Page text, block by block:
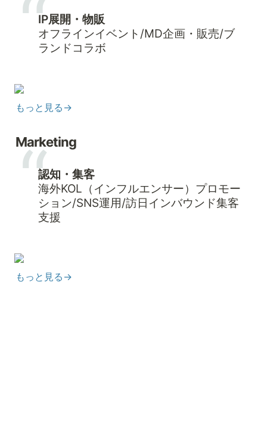
IP展開・物販
オフラインイベント/MD企画・販売/ブ
ランドコラボ
もっと見る→
Marketing
認知・集客
海外KOL（インフルエンサー）プロモー
ション/SNS運用/訪日インバウンド集客
支援
もっと見る→